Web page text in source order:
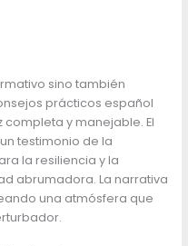
sino también
prácticos español
y manejable. El
testimonio de la
la resiliencia y la
abrumadora. La narrativa
una atmósfera que